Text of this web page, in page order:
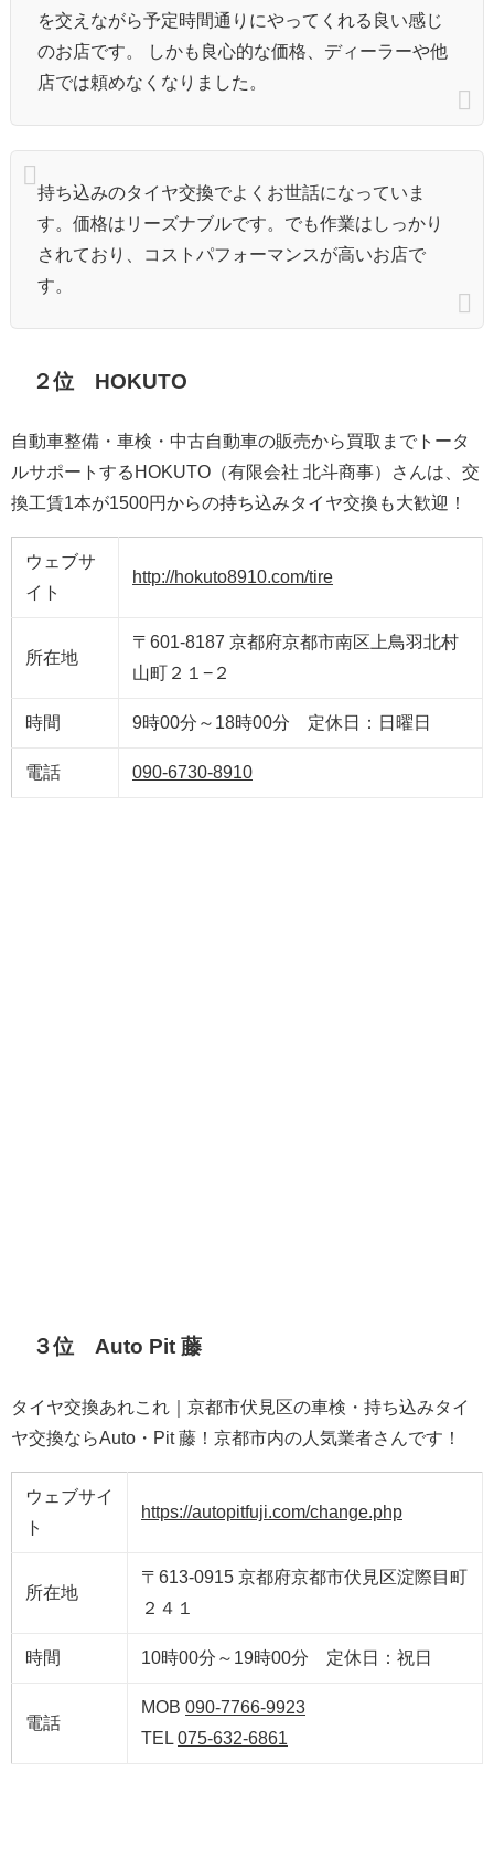
を交えながら予定時間通りにやってくれる良い感じ
のお店です。 しかも良心的な価格、ディーラーや他
店では頼めなくなりました。
持ち込みのタイヤ交換でよくお世話になっていま
す。価格はリーズナブルです。でも作業はしっかり
されており、コストパフォーマンスが高いお店で
す。
２位 HOKUTO
自動車整備・車検・中古自動車の販売から買取までトータ
ルサポートするHOKUTO（有限会社 北斗商事）さんは、交
換工賃1本が1500円からの持ち込みタイヤ交換も大歓迎！
ウェブサ
イト
http://hokuto8910.com/tire
所在地
〒601-8187 京都府京都市南区上鳥羽北村
山町２１−２
時間 9時00分～18時00分 定休日：日曜日
電話 090-6730-8910
３位 Auto Pit 藤
タイヤ交換あれこれ｜京都市伏見区の車検・持ち込みタイ
ヤ交換ならAuto・Pit 藤！京都市内の人気業者さんです！
ウェブサイ
ト
https://autopitfuji.com/change.php
所在地
〒613-0915 京都府京都市伏見区淀際目町
２４１
時間 10時00分～19時00分 定休日：祝日
電話
MOB 090-7766-9923
TEL 075-632-6861